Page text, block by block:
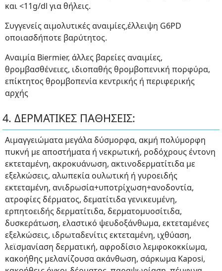
και <11g/dl για θήλεις.
Συγγενείς αιμολυτικές αναιμίες,έλλειψη G6PD
οποιασδήποτε βαρύτητος.
Αναιμία Biermier, άλλες βαρείες αναιμίες,
θρομβασθένειες, ιδιοπαθής θρομβοπενική πορφύρα,
επίκτητος θρομβοπενία κεντρικής ή περιφερικής
αρχής
4. ΔΕΡΜΑΤΙΚΕΣ ΠΑΘΗΣΕΙΣ:
Αιμαγγειώματα μεγάλα δύσμορφα, ακμή πολύμορφη
πυκνή με αποστήματα ή νεκρωτική, ροδόχρους έντονη
εκτεταμένη, ακροκυάνωση, ακτινοδερματίτιδα με
εξελκώσεις, αλωπεκία ουλωτική ή γυροειδής
εκτεταμένη, ανιδρωσία+υποτρίχωση+ανοδοντία,
ατροφίες δέρματος, δεματίτιδα γενικευμένη,
ερπητοειδής δερματίτιδα, δερματομυοσίτιδα,
δυσκεράτωση, ελαστικό ψευδοξάνθωμα, εκτεταμένες
εξελκώσεις, ιδρωταδενίτις εκτεταμένη, ιχθύαση,
λεϊσμανίαση δερματική, αφροδίσιο λεμφοκοκκίωμα,
κακοήθης μελανίζουσα ακάνθωση, σάρκωμα Kaposi,